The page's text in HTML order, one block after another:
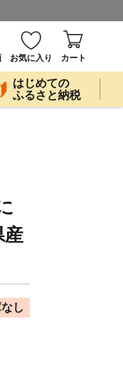
お気に入り カート
はじめての
ふるさと納税
産
し